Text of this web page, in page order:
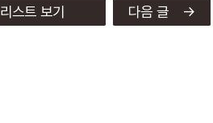
리스트 보기 다음 글 →